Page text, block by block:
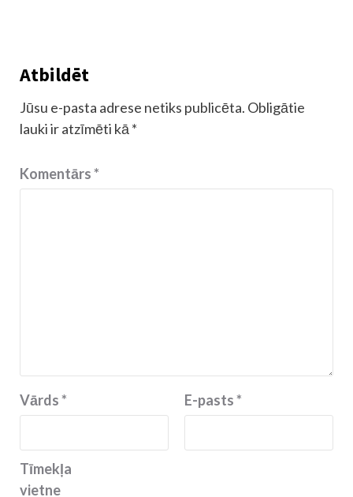
Atbildēt
Jūsu e-pasta adrese netiks publicēta. Obligātie
lauki ir atzīmēti kā *
Komentārs*
Vārds* E-pasts*
Tīmekļa
vietne